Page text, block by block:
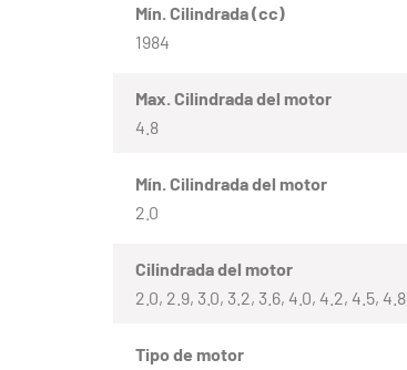
Mín. Cilindrada (cc)
1984
Max. Cilindrada del motor
4.8
Mín. Cilindrada del motor
2.0
Cilindrada del motor
2.0, 2.9, 3.0, 3.2, 3.6, 4.0, 4.2, 4.5, 4.8
Tipo de motor